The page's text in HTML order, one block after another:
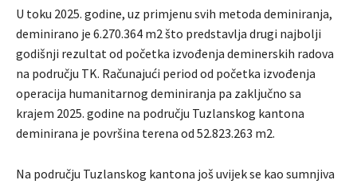
U toku 2025. godine, uz primjenu svih metoda deminiranja,
deminirano je 6.270.364 m2 što predstavlja drugi najbolji
godišnji rezultat od početka izvođenja deminerskih radova
na području TK. Računajući period od početka izvođenja
operacija humanitarnog deminiranja pa zaključno sa
krajem 2025. godine na području Tuzlanskog kantona
deminirana je površina terena od 52.823.263 m2.
Na području Tuzlanskog kantona još uvijek se kao sumnjiva